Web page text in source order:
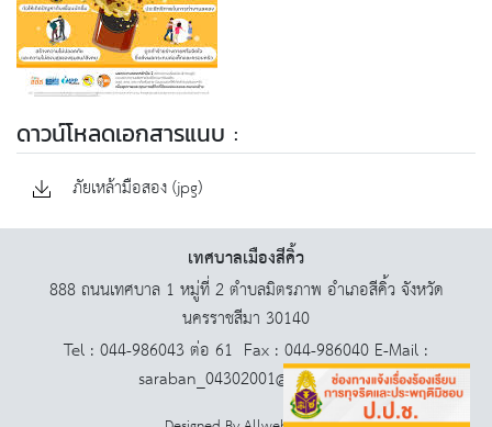
ดาวน์โหลดเอกสารแนบ :
ภัยเหล้ามือสอง (jpg)
เทศบาลเมืองสีคิ้ว
888 ถนนเทศบาล 1 หมู่ที่ 2 ตำบลมิตรภาพ อำเภอสีคิ้ว จังหวัด
นครราชสีมา 30140
Tel : 044-986043 ต่อ 61 Fax : 044-986040 E-Mail :
saraban_04302001@dla.go.th